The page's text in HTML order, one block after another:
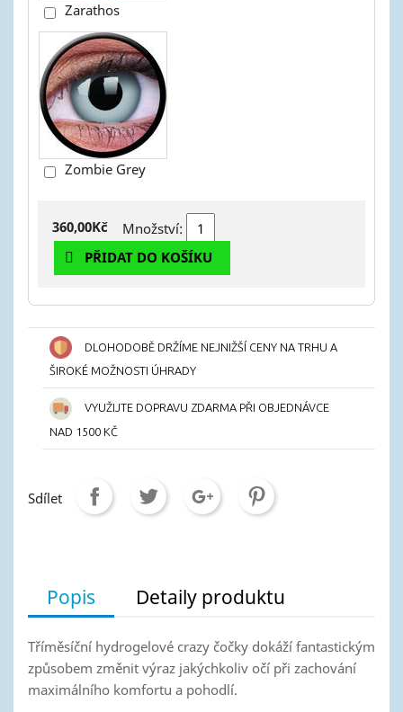
Zarathos
Zombie Grey
360,00Kč
Množství:
PŘIDAT DO KOŠÍKU
DLOHODOBĚ DRŽÍME NEJNIŽŠÍ CENY NA TRHU A
ŠIROKÉ MOŽNOSTI ÚHRADY
VYUŽIJTE DOPRAVU ZDARMA PŘI OBJEDNÁVCE
NAD 1500 KČ
Sdílet
Popis Detaily produktu
Tříměsíční hydrogelové crazy čočky dokáží fantastickým
způsobem změnit výraz jakýchkoliv očí při zachování
maximálního komfortu a pohodlí.